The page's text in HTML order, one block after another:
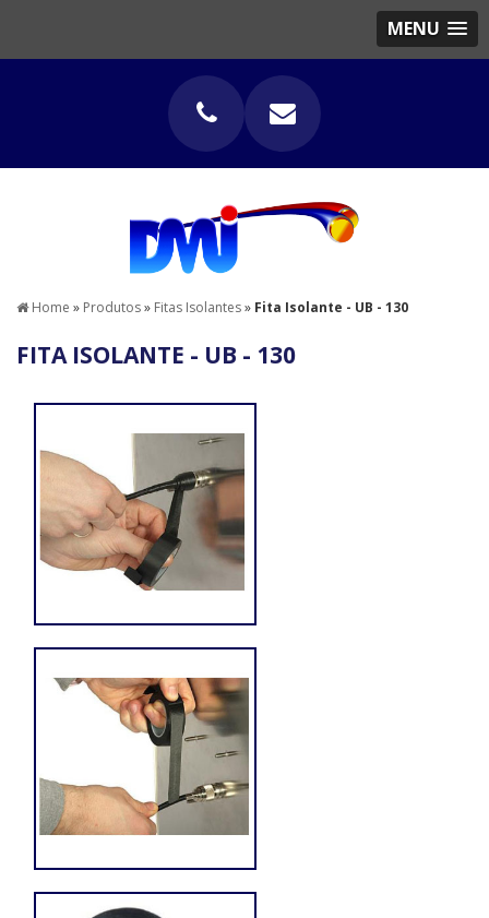
MENU
Home » Produtos» Fitas Isolantes» Fita Isolante - UB - 130
FITA ISOLANTE - UB - 130